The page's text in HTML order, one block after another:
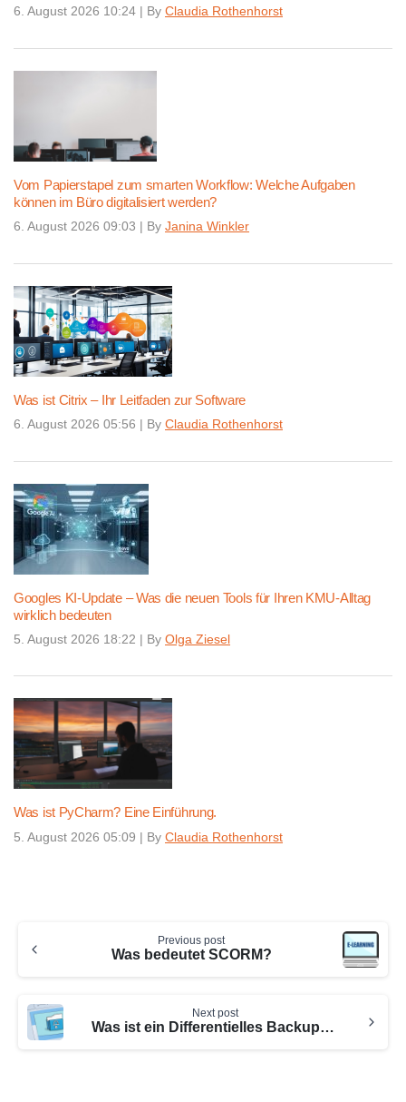
6. August 2026 10:24 | By Claudia Rothenhorst
Vom Papierstapel zum smarten Workflow: Welche Aufgaben
können im Büro digitalisiert werden?
6. August 2026 09:03 | By Janina Winkler
Was ist Citrix – Ihr Leitfaden zur Software
6. August 2026 05:56 | By Claudia Rothenhorst
Googles KI-Update – Was die neuen Tools für Ihren KMU-Alltag
wirklich bedeuten
5. August 2026 18:22 | By Olga Ziesel
Was ist PyCharm? Eine Einführung.
5. August 2026 05:09 | By Claudia Rothenhorst
Reading
Previous post
Was bedeutet SCORM?
Next post
Was ist ein Differentielles Backup – Datensicherung verstehen